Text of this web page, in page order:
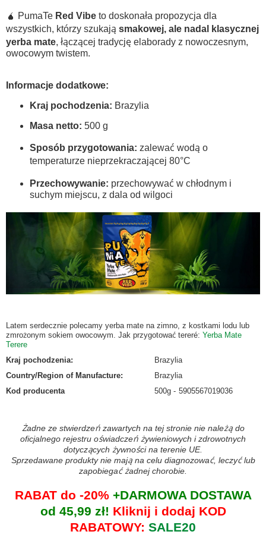
🧉 PumaTe Red Vibe to doskonała propozycja dla
wszystkich, którzy szukają smakowej, ale nadal klasycznej
yerba mate, łączącej tradycję elaborady z nowoczesnym,
owocowym twistem.
Informacje dodatkowe:
Kraj pochodzenia: Brazylia
Masa netto: 500 g
Sposób przygotowania: zalewać wodą o
temperaturze nieprzekraczającej 80°C
Przechowywanie: przechowywać w chłodnym i
suchym miejscu, z dala od wilgoci
Latem serdecznie polecamy yerba mate na zimno, z kostkami lodu lub
zmrożonym sokiem owocowym. Jak przygotować tereré: Yerba Mate
Terere
Kraj pochodzenia:
Brazylia
Country/Region of Manufacture:
Brazylia
Kod producenta
500g 5905567019036
Żadne ze stwierdzeń zawartych na tej stronie nie należą do
oficjalnego rejestru oświadczeń żywieniowych i zdrowotnych
dotyczących żywności na terenie UE.
Sprzedawane produkty nie mają na celu diagnozować, leczyć lub
zapobiegać żadnej chorobie.
RABAT do -20%+DARMOWA DOSTAWA
od 45,99 zł! Kliknij i dodaj KOD
RABATOWY: SALE20